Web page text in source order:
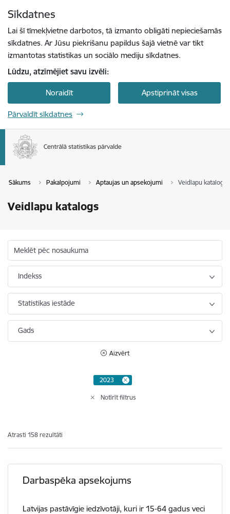
Sīkdatnes
Lai šī tīmekļvietne darbotos, tā izmanto obligāti nepieciešamās
sīkdatnes. Ar Jūsu piekrišanu papildus šajā vietnē var tikt
izmantotas statistikas un sociālo mediju sīkdatnes.
Lūdzu, atzīmējiet savu izvēli:
Noraidīt Apstiprināt visas
Pārvaldīt sīkdatnes
Sākums Pakalpojumi Aptaujas un apsekojumi Veidlapu katalogs
Veidlapu katalogs
Meklēt pēc nosaukuma
Indekss
Statistikas iestāde
Gads
Aizvērt
2023
Notīrīt filtrus
Atrasti 158 rezultāti
Darbaspēka apsekojums
Latvijas pastāvīgie iedzīvotāji, kuri ir 15-64 gadus veci